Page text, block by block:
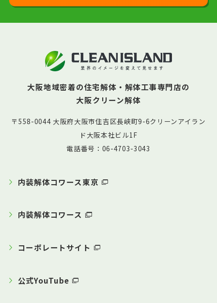
大阪地域密着の住宅解体・解体工事専門店の
大阪クリーン解体
〒558-0044 大阪府大阪市住吉区長峡町9-6クリーンアイラン
ド大阪本社ビル1F
電話番号：06-4703-3043
内装解体コワース東京
内装解体コワース
コーポレートサイト
公式YouTube